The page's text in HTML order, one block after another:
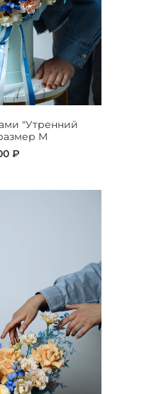
"Утренний
M
₽